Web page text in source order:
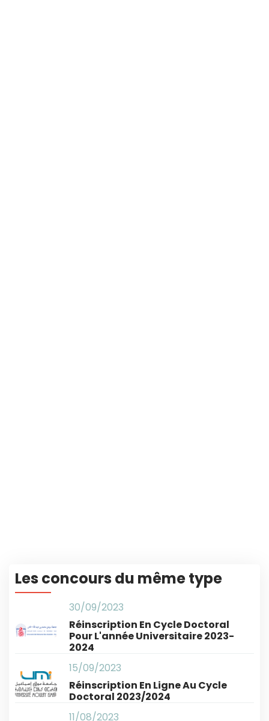
Les concours du même type
30/09/2023
Réinscription En Cycle Doctoral
Pour L'année Universitaire 2023-
2024
15/09/2023
Réinscription En Ligne Au Cycle
Doctoral 2023/2024
11/08/2023